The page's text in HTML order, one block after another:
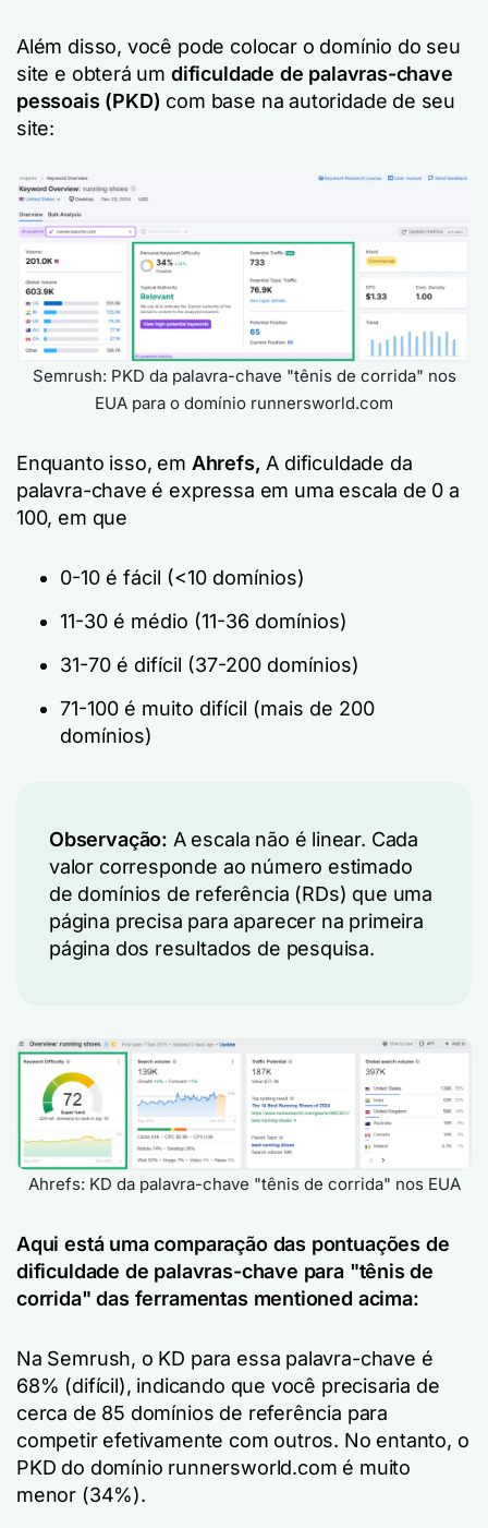
Além disso, você pode colocar o domínio do seu
site e obterá um dificuldade de palavras-chave
pessoais (PKD) com base na autoridade de seu
site:
Semrush: PKD da palavra-chave "tênis de corrida" nos
EUA para o domínio runnersworld.com
Enquanto isso, em Ahrefs, A dificuldade da
palavra-chave é expressa em uma escala de 0 a
100, em que
0-10 é fácil (<10 domínios)
11-30 é médio (11-36 domínios)
31-70 é difícil (37-200 domínios)
71-100 é muito difícil (mais de 200
domínios)
Observação: A escala não é linear. Cada
valor corresponde ao número estimado
de domínios de referência (RDs) que uma
página precisa para aparecer na primeira
página dos resultados de pesquisa.
Ahrefs: KD da palavra-chave "tênis de corrida" nos EUA
Aqui está uma comparação das pontuações de
dificuldade de palavras-chave para "tênis de
corrida" das ferramentas mentioned acima:
Na Semrush, o KD para essa palavra-chave é
68% (difícil), indicando que você precisaria de
cerca de 85 domínios de referência para
competir efetivamente com outros. No entanto, o
PKD do domínio runnersworld.com é muito
menor (34%).